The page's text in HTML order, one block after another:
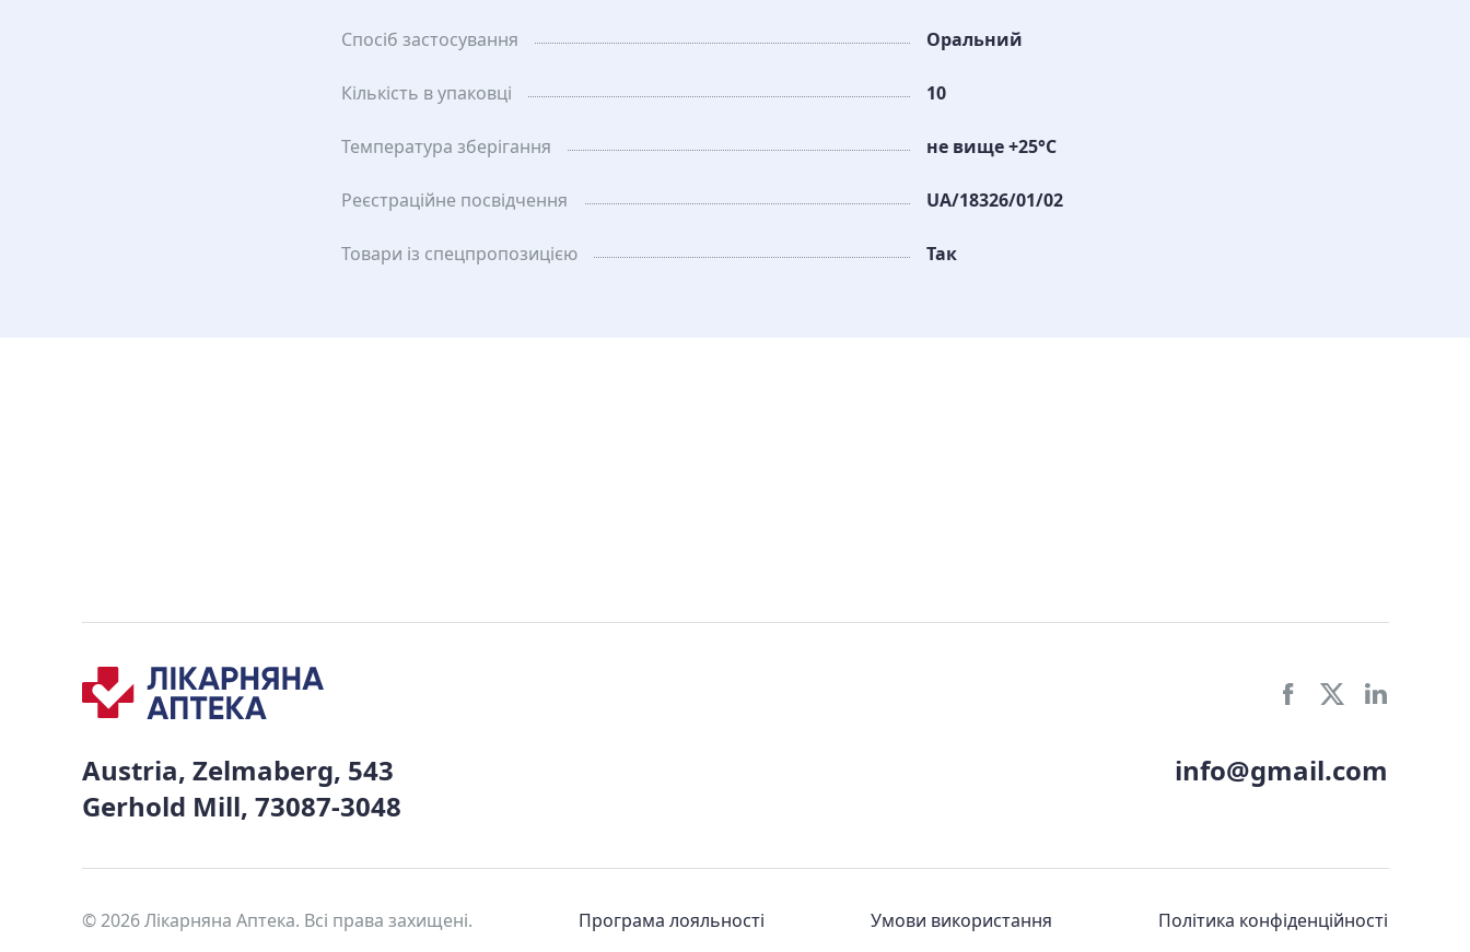
Спосіб застосування Оральний
Кількість в упаковці 10
Температура зберiгання не вище +25°С
Реєстраційне посвідчення UA/18326/01/02
Товари із спецпропозицією Так
Austria, Zelmaberg, 543
Gerhold Mill, 73087-3048
info@gmail.com
© 2026 Лікарняна Аптека. Всі права захищені. Програма лояльності Умови використання Політика конфіденційності